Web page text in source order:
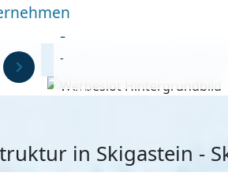
Anzeige
-
-
in Skigastein -